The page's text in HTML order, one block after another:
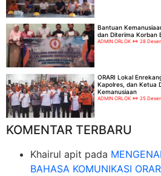
Bantuan
dan Diterima Korban
ADMIN ORLOK 28
ORARI Lokal
Kapolres, dan Ketua
Kemanusiaan
ADMIN ORLOK 25
KOMENTAR TERBARU
Khairul apit pada
BAHASA KOMUNIKASI